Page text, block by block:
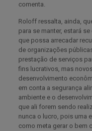
comenta.
Roloff ressalta, ainda,
para se manter, estará
que possa arrecadar
de organizações
prestação de serviços
fins lucrativos, mas
desenvolvimento
em conta a segurança
ambiente e o
que ali forem sendo
nunca o lucro, pois uma
como meta gerar o bem